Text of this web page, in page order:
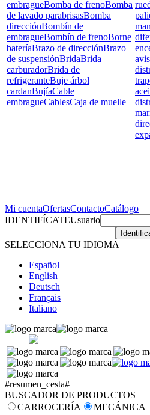
embragueBomba de frenoBomba
de lavado parabrisasBomba
direcciónBombín de
embragueBombín de frenoBorne
bateríaBrazo de direcciónBrazo
de suspensiónBridaBrida
carburadorBrida de
refrigeranteBuje árbol
cardanBujíaCable
embragueCablesCaja de muelle
Mi cuentaOfertasContactoCatálogo
IDENTIFÍCATEUsuario
SELECCIONA TU IDIOMA
Español
English
Deutsch
Français
Italiano
#resumen_cesta#
BUSCADOR DE PRODUCTOS
CARROCERÍA
MECÁNICA